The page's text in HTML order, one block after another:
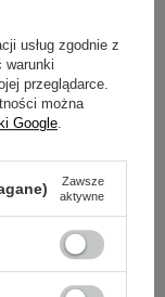
skóra welur
obcasie 06456-
/ para
usług zgodnie z
warunki
przeglądarce.
można
Google.
Zawsze
aktywne